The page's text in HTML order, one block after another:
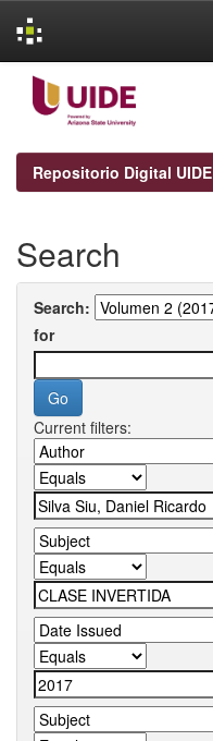
navigation
Repositorio Digital UIDE
Search
Search:
for
Current filters: